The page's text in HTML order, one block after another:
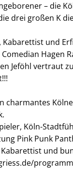
– die
drei großen K
Kabarettist und
Hagen
Jeföhl vertraut
charmantes
Köln-
Pink Punk
und